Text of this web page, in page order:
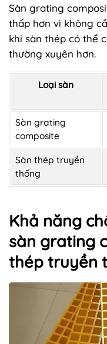
Sàn grating
thấp hơn vì không
khi sàn thép có thể
thường xuyên hơn.
Loại sàn
Sàn grating
composite
Sàn thép truyền
thống
Khả năng
sàn grating
thép truyền